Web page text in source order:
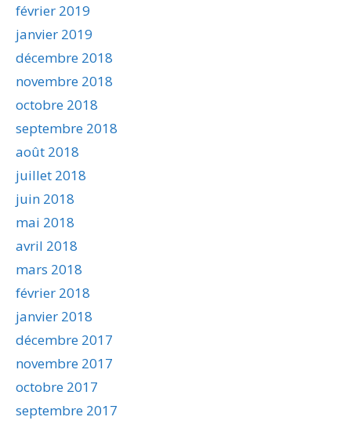
février 2019
janvier 2019
décembre 2018
novembre 2018
octobre 2018
septembre 2018
août 2018
juillet 2018
juin 2018
mai 2018
avril 2018
mars 2018
février 2018
janvier 2018
décembre 2017
novembre 2017
octobre 2017
septembre 2017